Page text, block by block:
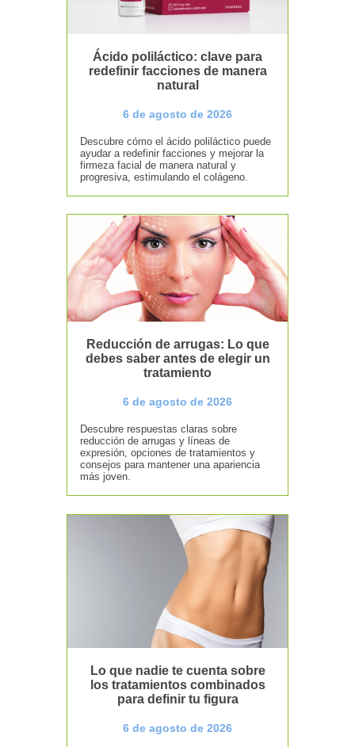
Ácido poliláctico: clave para
redefinir facciones de manera
natural
6 de agosto de 2026
Descubre cómo el ácido poliláctico puede
ayudar a redefinir facciones y mejorar la
firmeza facial de manera natural y
progresiva, estimulando el colágeno.
Reducción de arrugas: Lo que
debes saber antes de elegir un
tratamiento
6 de agosto de 2026
Descubre respuestas claras sobre
reducción de arrugas y líneas de
expresión, opciones de tratamientos y
consejos para mantener una apariencia
más joven.
Lo que nadie te cuenta sobre
los tratamientos combinados
para definir tu figura
6 de agosto de 2026